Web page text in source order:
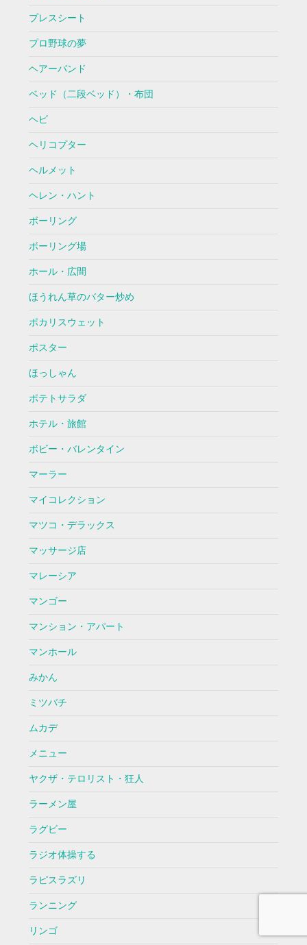
プレスシート
プロ野球の夢
ヘアーバンド
ベッド（二段ベッド）・布団
ヘビ
ヘリコプター
ヘルメット
ヘレン・ハント
ボーリング
ボーリング場
ホール・広間
ほうれん草のバター炒め
ポカリスウェット
ポスター
ほっしゃん
ポテトサラダ
ホテル・旅館
ボビー・バレンタイン
マーラー
マイコレクション
マツコ・デラックス
マッサージ店
マレーシア
マンゴー
マンション・アパート
マンホール
みかん
ミツバチ
ムカデ
メニュー
ヤクザ・テロリスト・狂人
ラーメン屋
ラグビー
ラジオ体操する
ラピスラズリ
ランニング
リンゴ